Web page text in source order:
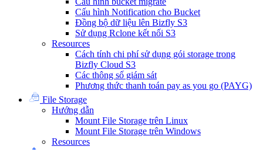
Cấu hình Notification cho Bucket
Đồng bộ dữ liệu lên Bizfly S3
Sử dụng Rclone kết nối S3
Resources
Cách tính chi phí sử dụng gói storage trong
Bizfly Cloud S3
Các thông số giám sát
Phương thức thanh toán pay as you go (PAYG)
File Storage
Hướng dẫn
Mount File Storage trên Linux
Mount File Storage trên Windows
Resources